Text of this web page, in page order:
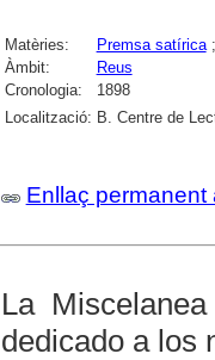
Matèries: Premsa satírica;
Àmbit:
Reus
Cronologia:
1898
Localització: B. Centre de
Enllaç permanent
La
dedicado a los